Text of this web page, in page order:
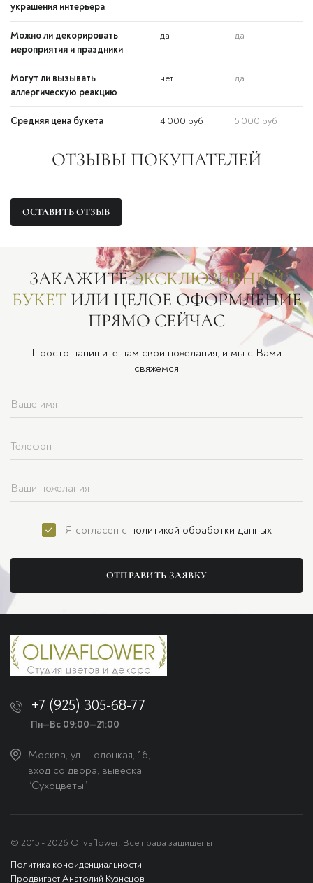
украшения интерьера
Можно ли декорировать
мероприятия и праздники
да да
Могут ли вызывать
аллергическую реакцию
нет да
Средняя цена букета 4 000 руб 5 000 руб
ОТЗЫВЫ ПОКУПАТЕЛЕЙ
ОСТАВИТЬ ОТЗЫВ
ЗАКАЖИТЕЭКСКЛЮЗИВНЫЙ
БУКЕТИЛИ ЦЕЛОЕ ОФОРМЛЕНИЕ
ПРЯМО СЕЙЧАС
Просто напишите нам свои пожелания, и мы с Вами
свяжемся
Я согласен с политикой обработки данных
ОТПРАВИТЬ ЗАЯВКУ
+7 (925) 305-68-77
Пн—Вс 09:00—21:00
Москва, ул. Полоцкая, 16,
вход со двора, вывеска
“Сухоцветы”
© 2015 - 2026 Olivaflower. Все права защищены
Политика конфиденциальности
Продвигает Анатолий Кузнецов